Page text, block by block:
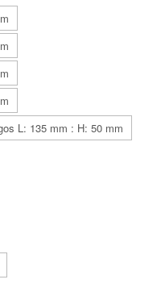
L: 135 mm : H: 50 mm